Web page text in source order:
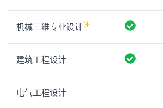
机械三维专业设计
建筑工程设计
电气工程设计